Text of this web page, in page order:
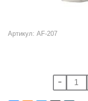
Артикул: AF-207